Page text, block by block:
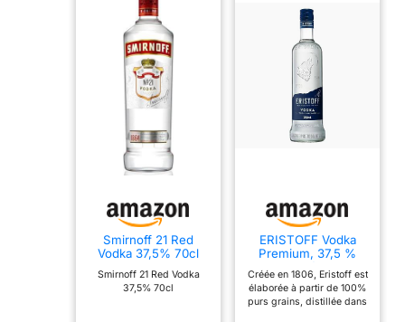
Smirnoff 21 Red
Vodka 37,5% 70cl
Smirnoff 21 Red Vodka
37,5% 70cl
ERISTOFF Vodka
Premium, 37,5 %
Filtrée au Charbon,
Spirit Vodka Triple
Distillée
Créée en 1806, Eristoff est
élaborée à partir de 100%
purs grains, distillée dans